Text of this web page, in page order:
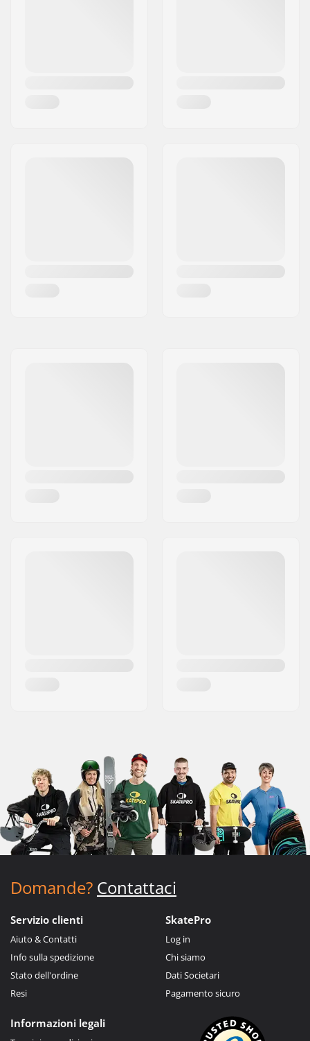
Domande? Contattaci
Servizio clienti
Aiuto & Contatti
Info sulla spedizione
Stato dell'ordine
Resi
SkatePro
Log in
Chi siamo
Dati Societari
Pagamento sicuro
Informazioni legali